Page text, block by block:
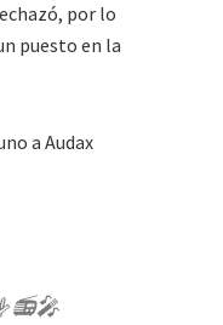
por lo
puesto en la
a Audax